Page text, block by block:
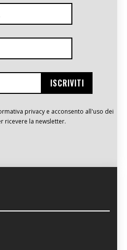
privacy e acconsento all'uso dei
ricevere la newsletter.